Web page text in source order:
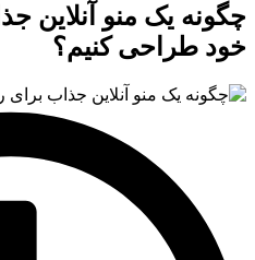
چگونه یک منو آنلاین
خود طراحی کنیم؟